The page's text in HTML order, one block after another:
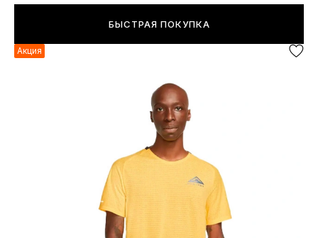
БЫСТРАЯ ПОКУПКА
Акция